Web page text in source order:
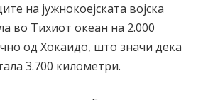
на јужнокоејската војска
во Тихиот океан на 2.000
од Хокаидо, што значи дека
3.700 километри.